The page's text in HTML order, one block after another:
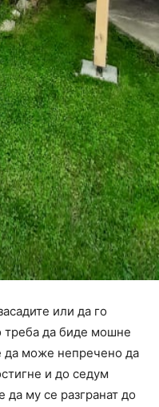
или да го
треба да биде мошне
да може непречено да
и до седум
да му се разгранат до